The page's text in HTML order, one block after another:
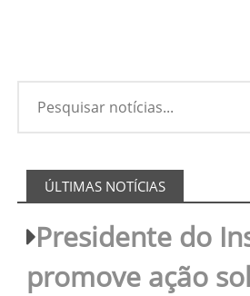
ÚLTIMAS NOTÍCIAS
Presidente do
promove ação